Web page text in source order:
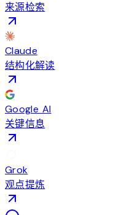
来源检索
Claude
结构化解读
Google AI
关键信息
Grok
观点提炼